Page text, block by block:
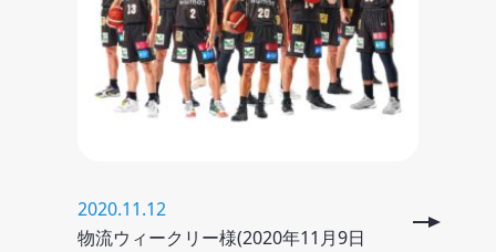
2020.11.12
物流ウィークリー様(2020年11月9日